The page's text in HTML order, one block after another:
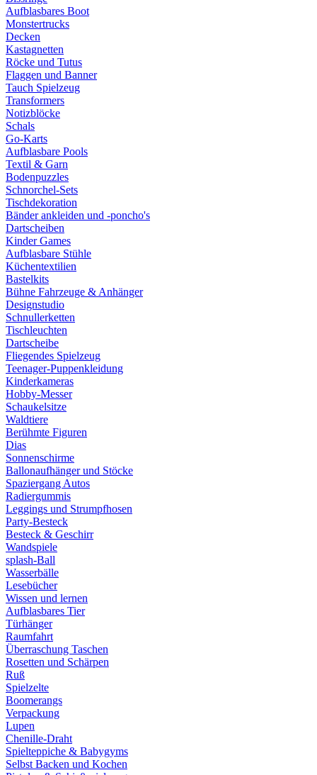
Aufblasbares Boot
Monstertrucks
Decken
Kastagnetten
Röcke und Tutus
Flaggen und Banner
Tauch Spielzeug
Transformers
Notizblöcke
Schals
Go-Karts
Aufblasbare Pools
Textil & Garn
Bodenpuzzles
Schnorchel-Sets
Tischdekoration
Bänder ankleiden und -poncho's
Dartscheiben
Kinder Games
Aufblasbare Stühle
Küchentextilien
Bastelkits
Bühne Fahrzeuge & Anhänger
Designstudio
Schnullerketten
Tischleuchten
Dartscheibe
Fliegendes Spielzeug
Teenager-Puppenkleidung
Kinderkameras
Hobby-Messer
Schaukelsitze
Waldtiere
Berühmte Figuren
Dias
Sonnenschirme
Ballonaufhänger und Stöcke
Spaziergang Autos
Radiergummis
Leggings und Strumpfhosen
Party-Besteck
Besteck & Geschirr
Wandspiele
splash-Ball
Wasserbälle
Lesebücher
Wissen und lernen
Aufblasbares Tier
Türhänger
Raumfahrt
Überraschung Taschen
Rosetten und Schärpen
Ruß
Spielzelte
Boomerangs
Verpackung
Lupen
Chenille-Draht
Spielteppiche & Babygyms
Selbst Backen und Kochen